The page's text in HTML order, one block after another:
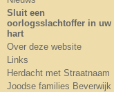
Sluit een
oorlogsslachtoffer in uw
hart
Over deze website
Links
Herdacht met Straatnaam
Joodse families Beverwijk